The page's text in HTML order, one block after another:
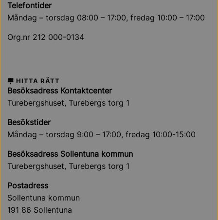
Telefontider
Måndag – torsdag 08:00 – 17:00, fredag 10:00 – 17:00
Org.nr 212 000-0134
HITTA RÄTT
Besöksadress Kontaktcenter
Turebergshuset, Turebergs torg 1
Besökstider
Måndag – torsdag 9:00 – 17:00, fredag 10:00-15:00
Besöksadress Sollentuna kommun
Turebergshuset, Turebergs torg 1
Postadress
Sollentuna kommun
191 86 Sollentuna